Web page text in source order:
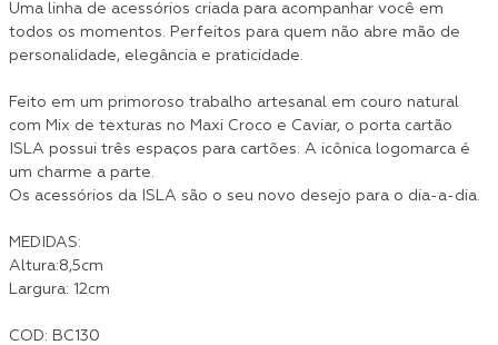
Uma linha de acessórios criada para acompanhar você em
todos os momentos. Perfeitos para quem não abre mão de
personalidade, elegância e praticidade.
Feito em um primoroso trabalho artesanal em couro natural
com Mix de texturas no Maxi Croco e Caviar, o porta cartão
ISLA possui três espaços para cartões. A icônica logomarca é
um charme a parte.
Os acessórios da ISLA são o seu novo desejo para o dia-a-dia.
MEDIDAS:
Altura:8,5cm
Largura: 12cm
COD: BC130